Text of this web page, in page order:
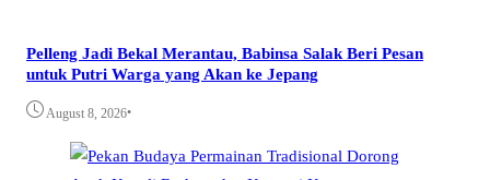
Pelleng Jadi Bekal Merantau, Babinsa Salak Beri Pesan
untuk Putri Warga yang Akan ke Jepang
August 8, 2026•